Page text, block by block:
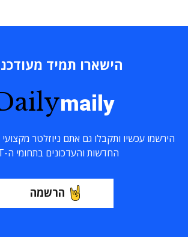
הישארו תמיד
maily
הירשמו עכשיו ותקבלו גם אתם ניוזלטר
החדשות והעדכונים בתחומי ה-ICT
הרשמה